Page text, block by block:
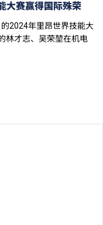
大赛赢得国际殊荣
2024年里昂世界技能大
林才志、吴荣堃在机电